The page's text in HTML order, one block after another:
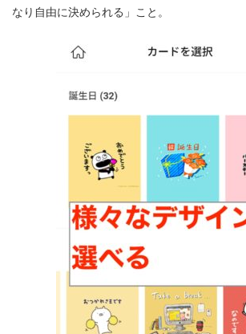
なり自由に決められる」こと。